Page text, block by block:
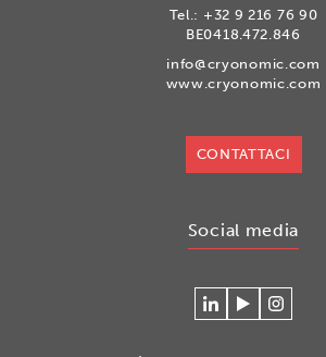
Tel.: +32 9 216 76 90
BE0418.472.846
info@cryonomic.com
www.cryonomic.com
CONTATTACI
Social media
Connecteer
WatchVolg